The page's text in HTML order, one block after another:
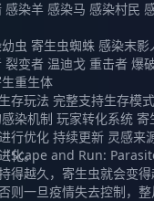
感染羊 感染马 感染村民
虫 寄生虫蜘蛛 感染末影
变者 温迪戈 重击者 爆
重生体
存玩法 完整支持生存模
染机制 玩家转化系统 寄
行优化 持续更新 灵感来
Scape and Run:
化。
得越久，寄生虫就会变
则一旦疫情失去控制，整